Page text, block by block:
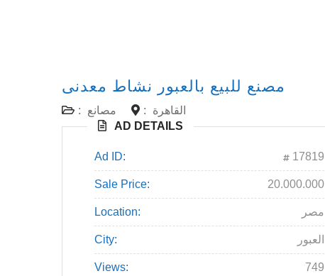
مصنع للبيع بالعبور نشاط معدنى
: مصانع :
القاهرة
AD DETAILS
Ad ID: 17819
Sale Price: 20.000.000
Location: مصر
City: العبور
Views: 749